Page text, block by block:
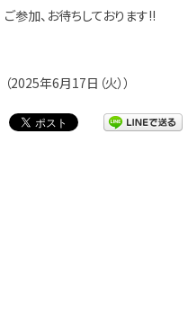
ご参加、お待ちしております!!
（2025年6月17日（火））